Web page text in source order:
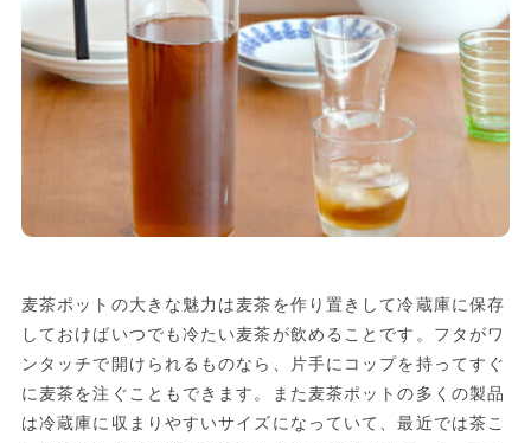
麦茶ポットの大きな魅力は麦茶を作り置きして冷蔵庫に保存
しておけばいつでも冷たい麦茶が飲めることです。フタがワ
ンタッチで開けられるものなら、片手にコップを持ってすぐ
に麦茶を注ぐこともできます。また麦茶ポットの多くの製品
は冷蔵庫に収まりやすいサイズになっていて、最近では茶こ